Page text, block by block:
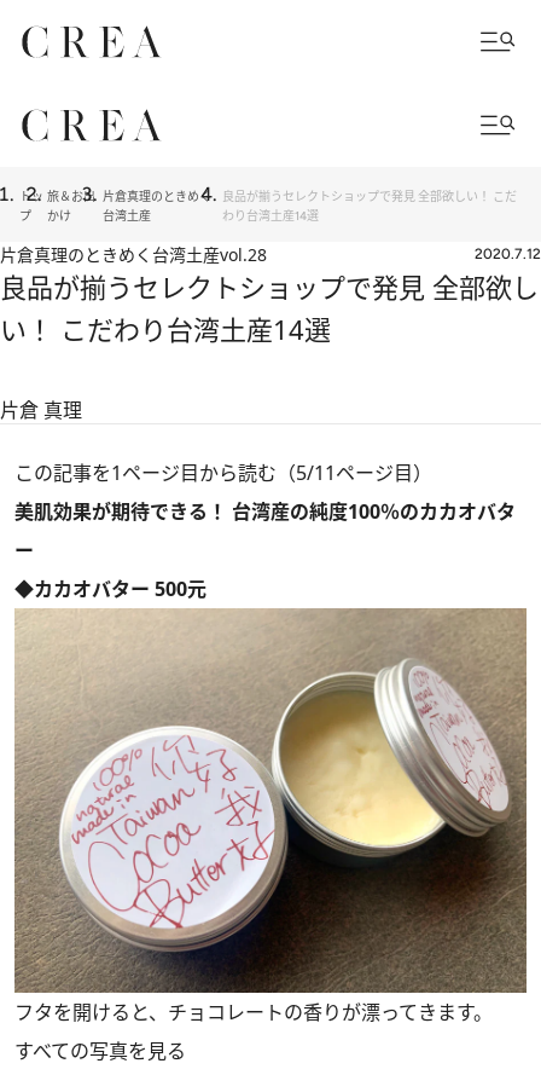
トッ
プ
旅＆お出
かけ
片倉真理のときめく
台湾土産
良品が揃うセレクトショップで発見 全部欲しい！ こだ
わり台湾土産14選
片倉真理のときめく台湾土産vol.28 2020.7.12
良品が揃うセレクトショップで発見 全部欲し
い！ こだわり台湾土産14選
片倉 真理
この記事を1ページ目から読む（5/11ページ目）
美肌効果が期待できる！ 台湾産の純度100％のカカオバタ
ー
◆カカオバター 500元
フタを開けると、チョコレートの香りが漂ってきます。
すべての写真を見る